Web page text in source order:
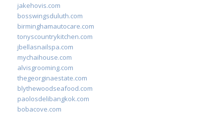
jakehovis.com
bosswingsduluth.com
birminghamautocare.com
tonyscountrykitchen.com
jbellasnailspa.com
mychaihouse.com
alvisgrooming.com
thegeorginaestate.com
blythewoodseafood.com
paolosdelibangkok.com
bobacove.com